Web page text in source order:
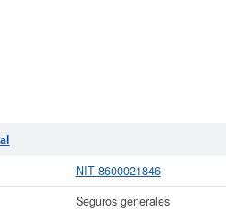
NIT 8600021846
Seguros generales